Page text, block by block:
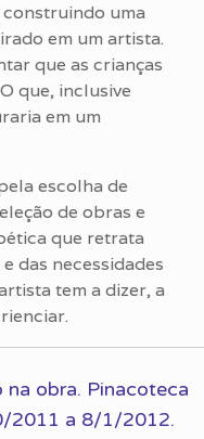
uma
em um artista.
que as crianças
que, inclusive
em um
escolha de
de obras e
que retrata
das necessidades
tem a dizer, a
na obra. Pinacoteca
2011 a 8/1/2012.